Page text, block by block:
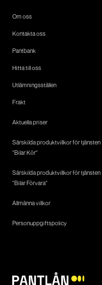
Om oss
Kontakta oss
Pantbank
Hitta till oss
Utlämningsställen
Frakt
Aktuella priser
Särskilda produktvillkor för tjänsten
"Bilar Kör"
Särskilda produktvillkor för tjänsten
"Bilar Förvara"
Allmänna villkor
Personuppgiftspolicy